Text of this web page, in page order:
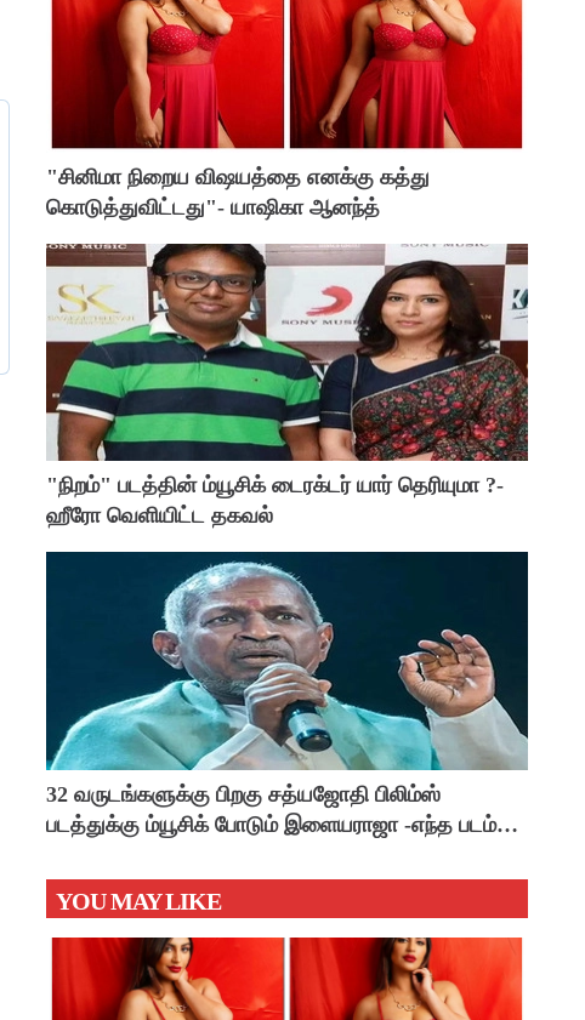
"சினிமா நிறைய விஷயத்தை எனக்கு கத்து
கொடுத்துவிட்டது"- யாஷிகா ஆனந்த்
"நிறம்" படத்தின் ம்யூசிக் டைரக்டர் யார் தெரியுமா ?-
ஹீரோ வெளியிட்ட தகவல்
32 வருடங்களுக்கு பிறகு சத்யஜோதி பிலிம்ஸ்
படத்துக்கு ம்யூசிக் போடும் இளையராஜா -எந்த படம்
YOU MAY LIKE